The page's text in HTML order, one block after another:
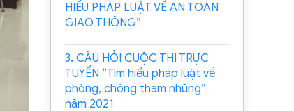
HIỂU PHÁP LUẬT VỀ AN TOÀN
GIAO THÔNG”
3. CÂU HỎI CUỘC THI TRỰC
TUYẾN “Tìm hiểu pháp luật về
phòng, chống tham nhũng”
năm 2021